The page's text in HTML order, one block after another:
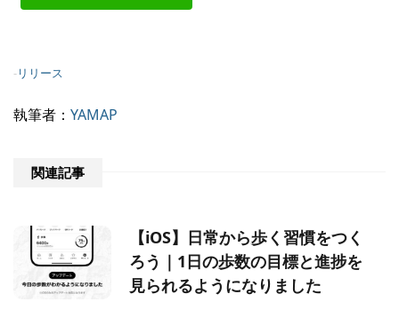
-リリース
執筆者： YAMAP
関連記事
【iOS】日常から歩く習慣をつく
ろう｜1日の歩数の目標と進捗を
見られるようになりました